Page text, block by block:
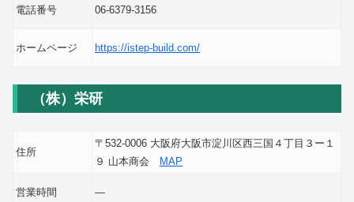
電話番号 06-6379-3156
ホームページ https://istep-build.com/
（株）栄研
住所
〒532-0006 大阪府大阪市淀川区西三国４丁目３ー１
９ 山本商会
MAP
営業時間 ―